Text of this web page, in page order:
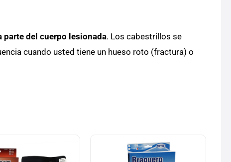
del cuerpo lesionada. Los cabestrillos se
cuando usted tiene un hueso roto (fractura) o